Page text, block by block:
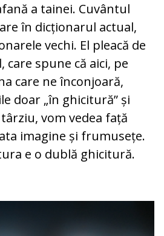
a tainei. Cuvântul
în dicționarul actual,
vechi. El pleacă de
care spune că aici, pe
care ne înconjoară,
doar „în ghicitură” și
vom vedea față
imagine și frumusețe.
e o dublă ghicitură.